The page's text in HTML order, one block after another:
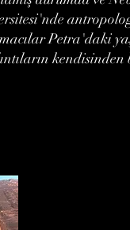
Petra'daki